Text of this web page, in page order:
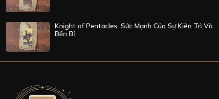
Knight of Pentacles: Sức Mạnh Của Sự Kiên Trì Và
Bền Bỉ